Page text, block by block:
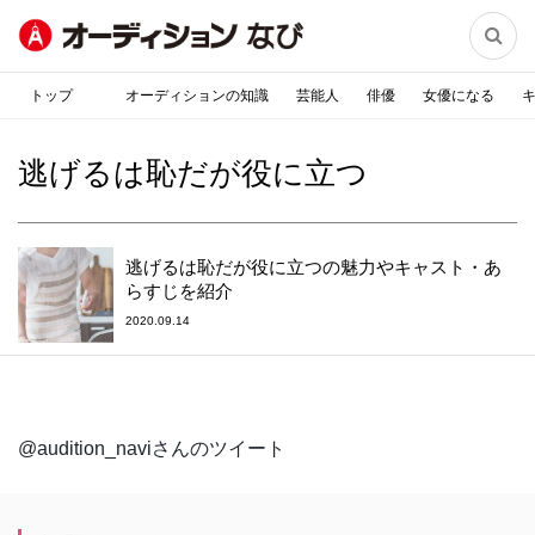

トップ オーディションの知識 芸能人 俳優 女優になる
逃げるは恥だが役に立つ
逃げるは恥だが役に立つの魅力やキャスト・あ
らすじを紹介
2020.09.14
@audition_naviさんのツイート